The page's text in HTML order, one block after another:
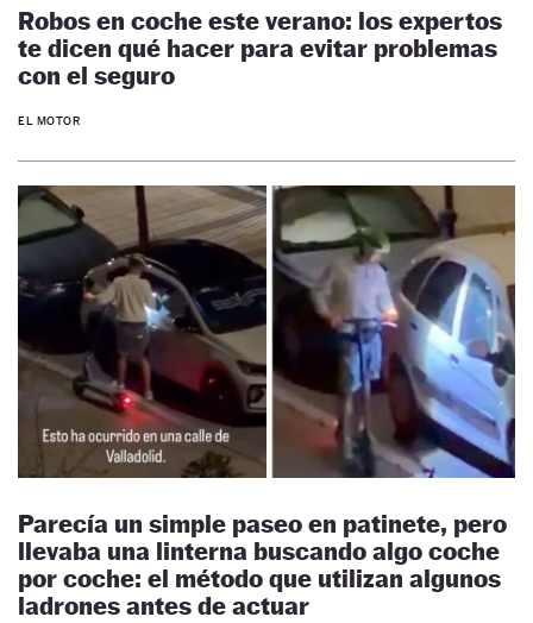
Robos en coche este verano: los expertos
te dicen qué hacer para evitar problemas
con el seguro
EL MOTOR
Parecía un simple paseo en patinete, pero
llevaba una linterna buscando algo coche
por coche: el método que utilizan algunos
ladrones antes de actuar